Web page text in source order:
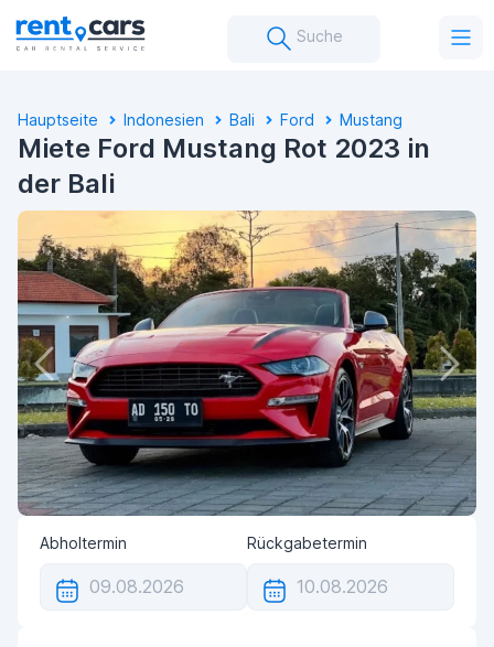
Suche
Hauptseite Indonesien Bali Ford Mustang
Miete Ford Mustang Rot 2023 in
der Bali
Abholtermin Rückgabetermin